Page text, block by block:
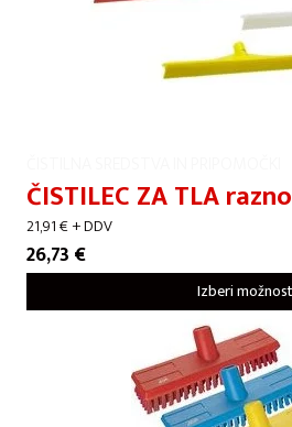
ČISTILEC ZA TLA
21,91€+ DDV
26,73 €
Izberi